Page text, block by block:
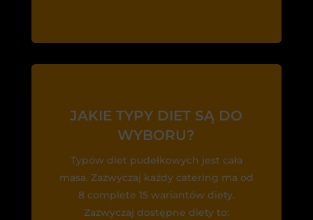
JAKIE TYPY DIET SĄ DO
WYBORU?
Typów diet pudełkowych jest cała
masa. Zazwyczaj każdy catering ma od
8 complete 15 wariantów diety.
Zazwyczaj dostępne diety to: